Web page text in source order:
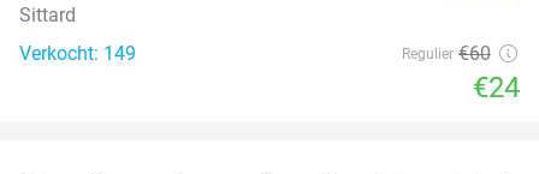
Sittard
Verkocht: 149
Regulier €60
€24